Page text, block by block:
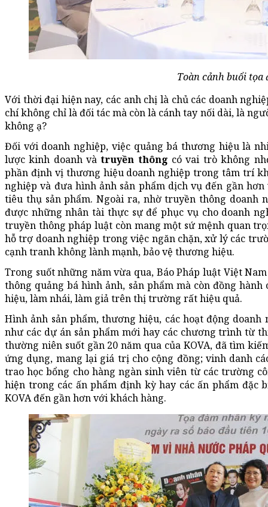
Toàn cảnh buổi tọa
Với thời đại hiện nay, các anh chị là chủ các doanh
chí không chỉ là đối tác mà còn là cánh tay nối dài, là
không ạ?
Đối với doanh nghiệp, việc quảng bá thương hiệu là
lược kinh doanh và truyền thông có vai trò không
phần định vị thương hiệu doanh nghiệp trong tâm trí
nghiệp và đưa hình ảnh sản phẩm dịch vụ đến gần
tiêu thụ sản phẩm. Ngoài ra, nhờ truyền thông doanh
được những nhân tài thực sự để phục vụ cho doanh
truyền thông pháp luật còn mang một sứ mệnh quan
hỗ trợ doanh nghiệp trong việc ngăn chặn, xử lý các
cạnh tranh không lành mạnh, bảo vệ thương hiệu.
Trong suốt những năm vừa qua, Báo Pháp luật Việt
thông quảng bá hình ảnh, sản phẩm mà còn đồng
hiệu, làm nhái, làm giả trên thị trường rất hiệu quả.
Hình ảnh sản phẩm, thương hiệu, các hoạt động doanh
như các dự án sản phẩm mới hay các chương trình từ
thường niên suốt gần 20 năm qua của KOVA, đã tìm
ứng dụng, mang lại giá trị cho cộng đồng; vinh danh
trao học bổng cho hàng ngàn sinh viên từ các trường
hiện trong các ấn phẩm định kỳ hay các ấn phẩm đặc
KOVA đến gần hơn với khách hàng.